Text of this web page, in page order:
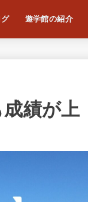
グ 遊学館の紹介
成績が上